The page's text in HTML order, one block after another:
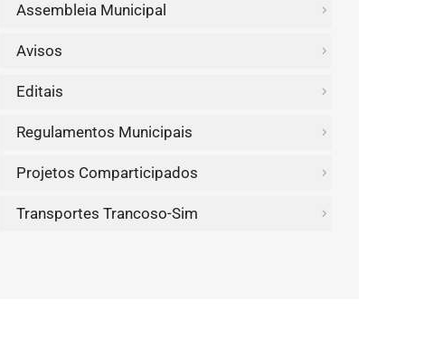
Assembleia Municipal
Avisos
Editais
Regulamentos Municipais
Projetos Comparticipados
Transportes Trancoso-Sim